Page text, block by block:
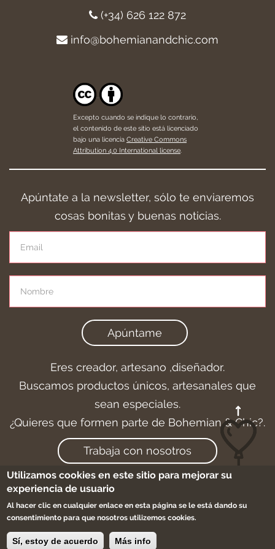
(+34) 626 122 872
info@bohemianandchic.com
Excepto cuando se indique lo contrario,
el contenido de este sitio está licenciado
bajo una licencia Creative Commons
Attribution 4.0 International license
Apúntate a la newsletter, sólo te enviaremos
cosas bonitas y buenas noticias.
Apúntame
Eres creador, artesano ,diseñador.
Buscamos productos únicos, artesanales que
sean especiales.
¿Quieres que formen parte de Bohemian & Chic?.
Trabaja con nosotros
Aviso legal-Cookies -Condiciones de compra
-Sitemap
Utilizamos cookies en este sitio para mejorar su
experiencia de usuario
Al hacer clic en cualquier enlace en esta página se le está dando su
consentimiento para que nosotros utilizemos cookies.
Sí, estoy de acuerdo Más info